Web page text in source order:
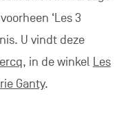
‘Les 3
U vindt deze
, in de winkel Les
Ganty.